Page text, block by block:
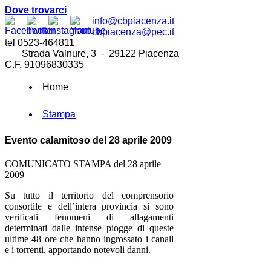
Dove trovarci
info@cbpiacenza.it
cbpiacenza@pec.it
tel 0523-464811
Strada Valnure, 3 - 29122 Piacenza
C.F. 91096830335
Home
Stampa
Evento calamitoso del 28 aprile 2009
COMUNICATO STAMPA del 28 aprile
2009
Su tutto il territorio del comprensorio
consortile e dell’intera provincia si sono
verificati fenomeni di allagamenti
determinati dalle intense piogge di queste
ultime 48 ore che hanno ingrossato i canali
e i torrenti, apportando notevoli danni.